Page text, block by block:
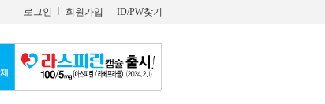
로그인 회원가입 ID/PW찾기